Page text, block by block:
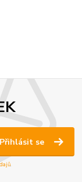
Přihlásit se
.